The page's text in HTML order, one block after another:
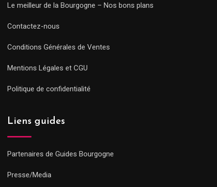
Le meilleur de la Bourgogne – Nos bons plans
Contactez-nous
Conditions Générales de Ventes
Mentions Légales et CGU
Politique de confidentialité
Liens guides
Partenaires de Guides Bourgogne
Presse/Media